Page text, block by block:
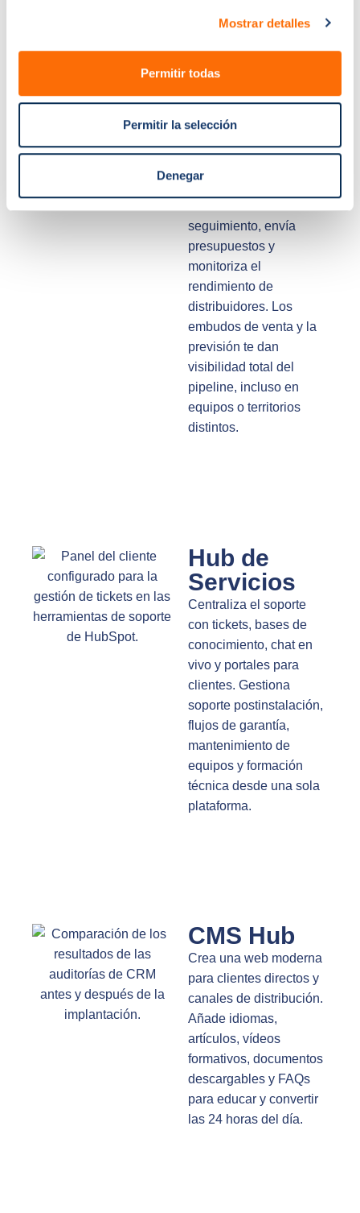
Mostrar detalles
Permitir todas
Permitir la selección
Denegar
Hub de
Ventas
Haz seguimiento desde
el primer contacto hasta
los interlocutores,
seguimiento, envía
presupuestos y
monitoriza el
rendimiento de
distribuidores. Los
embudos de venta y la
previsión te dan
visibilidad total del
pipeline, incluso en
equipos o territorios
distintos.
Hub de
Servicios
Centraliza el soporte
con tickets, bases de
conocimiento, chat en
vivo y portales para
clientes. Gestiona
soporte postinstalación,
flujos de garantía,
mantenimiento de
equipos y formación
técnica desde una sola
plataforma.
CMS Hub
Crea una web moderna
para clientes directos y
canales de distribución.
Añade idiomas,
artículos, vídeos
formativos, documentos
descargables y FAQs
para educar y convertir
las 24 horas del día.